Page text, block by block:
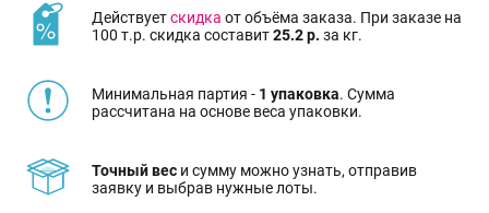
Действуетскидка от объёма заказа. При заказе на
100 т.р. скидка составит25.2 р. за кг.
Минимальная партия - 1 упаковка. Сумма
рассчитана на основе веса упаковки.
Точный вес и сумму можно узнать, отправив
заявку и выбрав нужные лоты.